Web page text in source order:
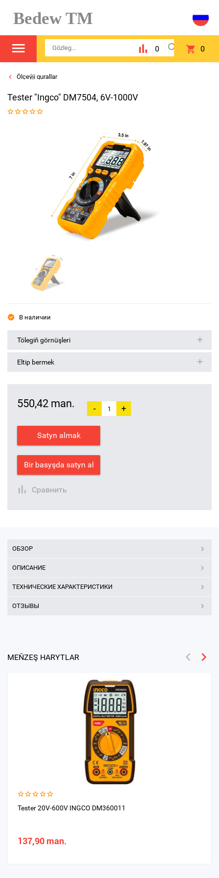
Bedew TM
0 0
Ölçeýji gurallar
Tester "Ingco" DM7504, 6V-1000V
В наличии
Tölegiň görnüşleri
Eltip bermek
550,42 man. - +
Satyn almak
Bir basyşda satyn al
Сравнить
ОБЗОР
ОПИСАНИЕ
ТЕХНИЧЕСКИЕ ХАРАКТЕРИСТИКИ
ОТЗЫВЫ
MEŇZEŞ HARYTLAR
Tester 20V-600V INGCO DM360011
137,90 man.